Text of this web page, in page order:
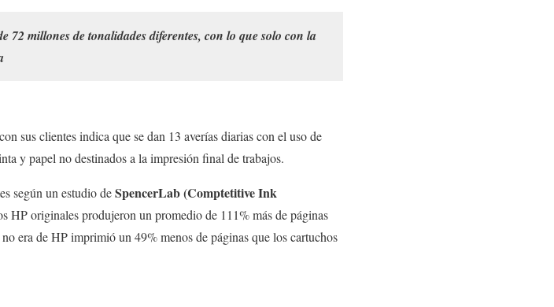
72 millones de tonalidades diferentes, con lo que solo con la
sus clientes indica que se dan 13 averías diarias con el uso de
y papel no destinados a la impresión final de trabajos.
según un estudio deSpencerLab (Comptetitive Ink
HP originales produjeron un promedio de 111% más de páginas
era de HP imprimió un 49% menos de páginas que los cartuchos